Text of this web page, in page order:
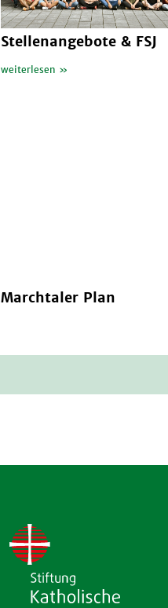
Stellenangebote & FSJ
weiterlesen »
Marchtaler Plan